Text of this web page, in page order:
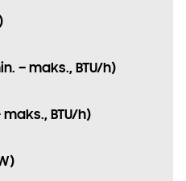
– maks., BTU/h)
BTU/h)